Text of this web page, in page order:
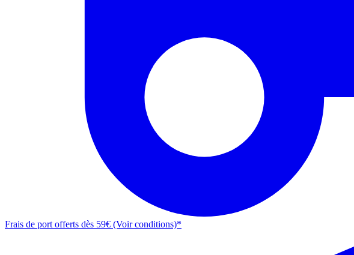
Frais de port offerts dès 59€ (Voir conditions)*